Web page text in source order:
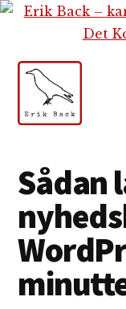
Skip
Gå
primær
sidebar
Skip
Additional
Back
content
creation,
blog,
e-
mail,
sociale
medier
Sådan